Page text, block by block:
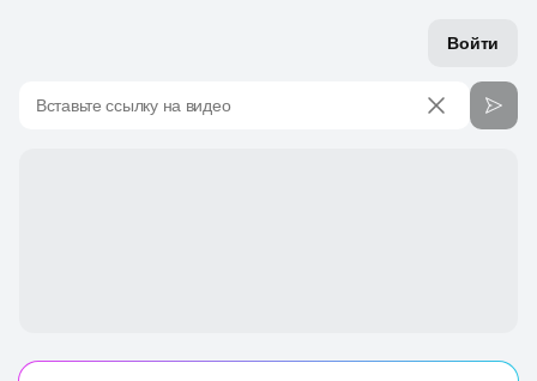
Войти
Вставьте ссылку на видео